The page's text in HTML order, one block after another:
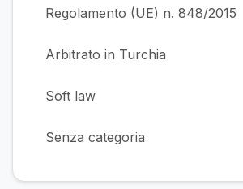
Regolamento (UE) n. 848/2015
Arbitrato in Turchia
Soft law
Senza categoria